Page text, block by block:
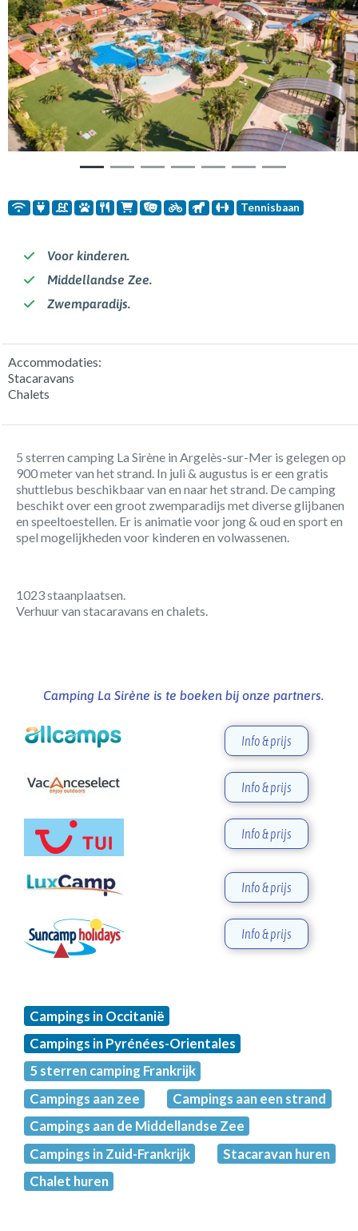
Vorige
Tennisbaan
Voor kinderen.
Middellandse Zee.
Zwemparadijs.
Accommodaties:
Stacaravans
Chalets
5 sterren camping La Sirène in Argelès-sur-Mer is gelegen op
900 meter van het strand. In juli & augustus is er een gratis
shuttlebus beschikbaar van en naar het strand. De camping
beschikt over een groot zwemparadijs met diverse glijbanen
en speeltoestellen. Er is animatie voor jong & oud en sport en
spel mogelijkheden voor kinderen en volwassenen.
1023 staanplaatsen.
Verhuur van stacaravans en chalets.
Camping La Sirène is te boeken bij onze partners.
Info & prijs
Info & prijs
Info & prijs
Info & prijs
Info & prijs
Campings in Occitanië
Campings in Pyrénées-Orientales
5 sterren camping Frankrijk
Campings aan zee
Campings aan een strand
Campings aan de Middellandse Zee
Campings in Zuid-Frankrijk
Stacaravan huren
Chalet huren